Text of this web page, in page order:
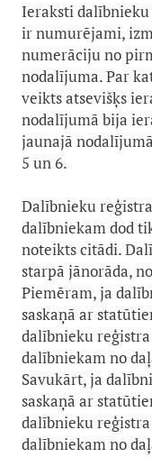
Ieraksti
ir numurējami,
numerāciju no
nodalījuma. Par
veikts atsevišķs
nodalījumā bija
jaunajā
5 un 6.
Dalībnieku
dalībniekam dod
noteikts citādi.
starpā jānorāda,
Piemēram, ja
saskaņā ar
dalībnieku
dalībniekam no
Savukārt, ja
saskaņā ar
dalībnieku
dalībniekam no